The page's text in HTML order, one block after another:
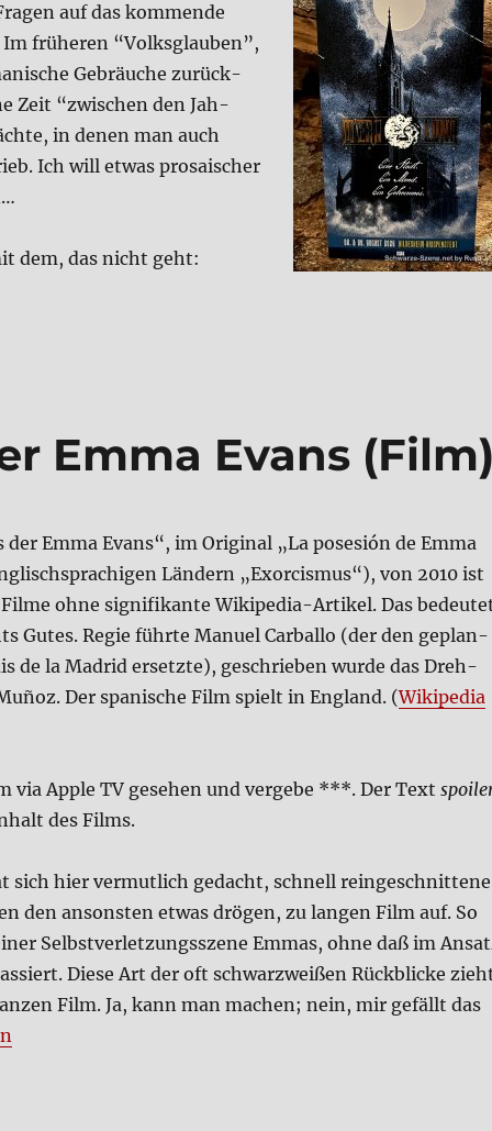
auf das kom­men­de
Im frü­he­ren “Volks­glau­ben”,
Gebräu­che zurück­
Zeit “zwi­schen den Jah­
in denen man auch
Ich will etwas pro­sa­ischer
dem, das nicht geht:
Emma Evans
der Emma Evans“, im Ori­gi­nal „La pose­sión de Emma
Län­dern „Exor­cis­mus“), von 2010 ist
ohne signi­fi­kan­te Wiki­pe­dia-Arti­kel. Das
Gutes. Regie führ­te Manu­el Car­bal­lo (der den geplan­
de la Madrid ersetz­te), geschrie­ben wur­de das Dreh­
Der spa­ni­sche Film spielt in Eng­land. (Wiki­pe­dia
via Apple TV gese­hen und ver­ge­be ***. Der Text
des Films.
sich hier ver­mut­lich gedacht, schnell rein­ge­schnit­te­ne
den anson­sten etwas drö­gen, zu lan­gen Film auf. So
Selbst­ver­let­zungs­sze­ne Emmas, ohne daß im
Die­se Art der oft schwarz­wei­ßen Rück­blicke
Film. Ja, kann man machen; nein, mir gefällt das
der Emma Evans (Film)“